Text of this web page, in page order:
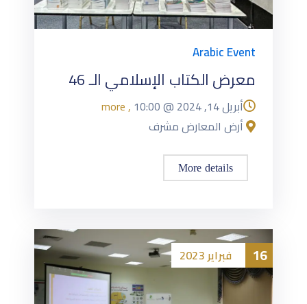
Arabic Event
معرض الكتاب الإسلامي الـ 46
أبريل 14, 2024 @
10:00
, more
أرض المعارض مشرف
More details
16 فبراير2023